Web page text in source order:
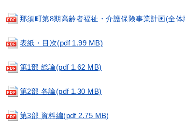
那須町第8期高齢者福祉・介護保険事業計画(全
表紙・目次(pdf 1.99 MB)
第1部 総論(pdf 1.62 MB)
第2部 各論(pdf 1.30 MB)
第3部 資料編(pdf 2.75 MB)